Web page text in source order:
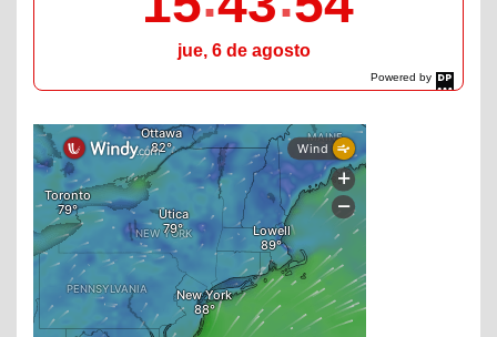
Powered by
DaysPedia.com
jue, 6 de agosto